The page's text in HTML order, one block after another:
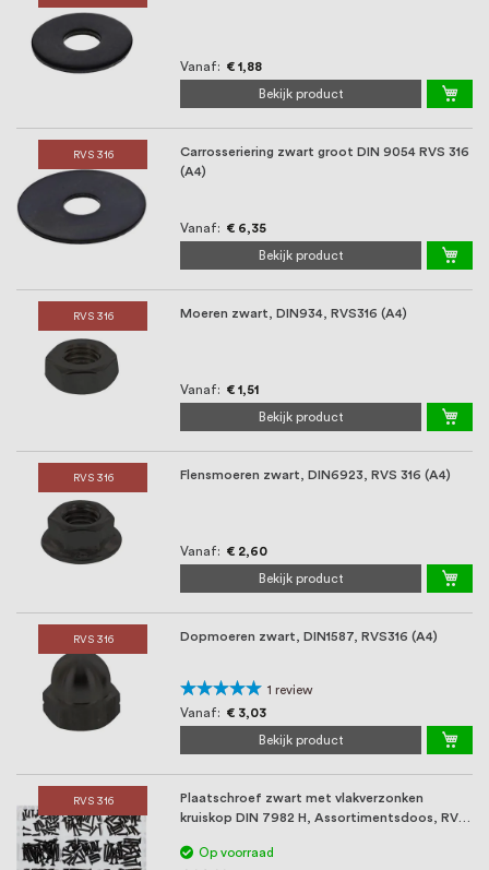
Vanaf € 1,88
Bekijk product
RVS 316
Carrosseriering zwart groot DIN 9054 RVS 316
(A4)
Vanaf € 6,35
Bekijk product
RVS 316 Moeren zwart, DIN934, RVS316 (A4)
Vanaf € 1,51
Bekijk product
RVS 316 Flensmoeren zwart, DIN6923, RVS 316 (A4)
Vanaf € 2,60
Bekijk product
RVS 316 Dopmoeren zwart, DIN1587, RVS316 (A4)
Waardering:
100%
1 review
Vanaf
€ 3,03
Bekijk product
RVS 316
Plaatschroef zwart met vlakverzonken
kruiskop DIN 7982 H, Assortimentsdoos, RVS
Op voorraad